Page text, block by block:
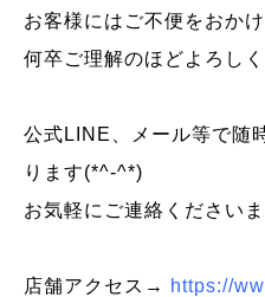
お客様にはご不便をおか
何卒ご理解のほどよろし
公式LINE、メール等で随
ります(*^-^*)
お気軽にご連絡ください
店舗アクセス→
https://